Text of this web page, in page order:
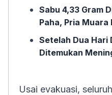
Sabu 4,33 Gram
Paha, Pria Muara
Setelah Dua Hari
Ditemukan
Usai evakuasi,